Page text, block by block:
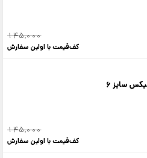
145,000
کف‌قیمت با اولین سفارش
سایز 6
145,000
کف‌قیمت با اولین سفارش